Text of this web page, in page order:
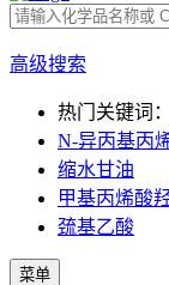
高级搜索
热门关键词：
N-异丙基丙
缩水甘油
甲基丙烯酸
巯基乙酸
菜单